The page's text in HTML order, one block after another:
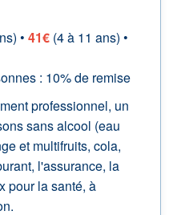
• 41€ (4 à 11 ans) •
: 10% de remise
professionnel, un
sans alcool (eau
et multifruits, cola,
l'assurance, la
pour la santé, à